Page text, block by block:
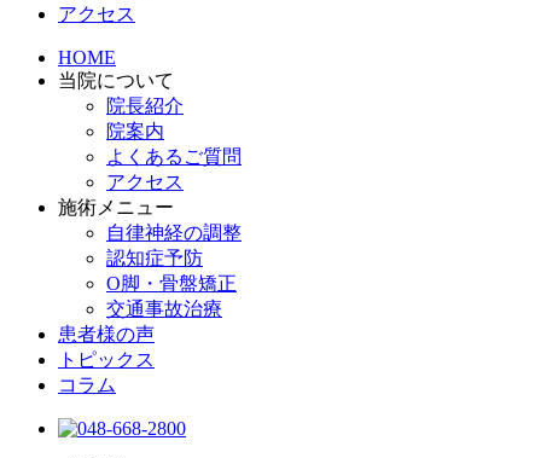
アクセス
HOME
当院について
院長紹介
院案内
よくあるご質問
アクセス
施術メニュー
自律神経の調整
認知症予防
O脚・骨盤矯正
交通事故治療
患者様の声
トピックス
コラム